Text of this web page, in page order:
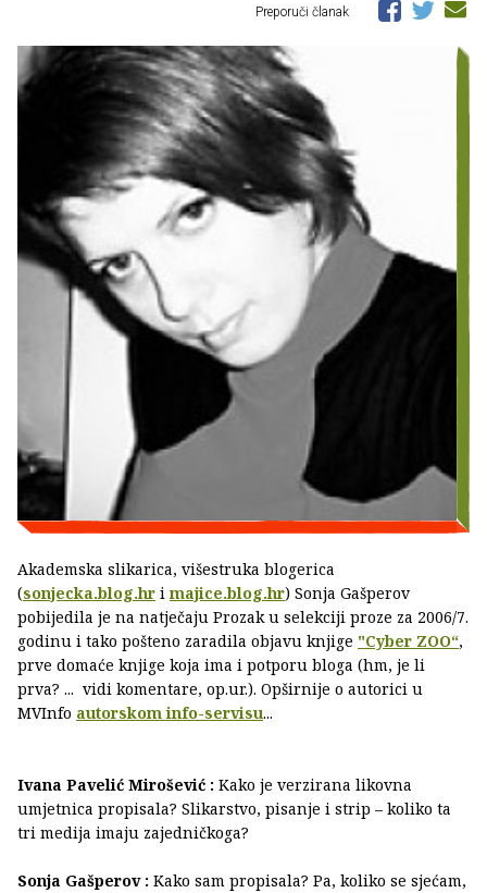
Preporuči članak
Akademska slikarica, višestruka blogerica
(sonjecka.blog.hr imajice.blog.hr) Sonja Gašperov
pobijedila je na natječaju Prozak u selekciji proze za 2006/7.
godinu i tako pošteno zaradila objavu knjige "Cyber ZOO“,
prve domaće knjige koja ima i potporu bloga (hm, je li
prva? ... vidi komentare, op.ur.). Opširnije o autorici u
MVInfo autorskom info-servisu...
Ivana Pavelić Mirošević : Kako je verzirana likovna
umjetnica propisala? Slikarstvo, pisanje i strip – koliko ta
tri medija imaju zajedničkoga?
Sonja Gašperov : Kako sam propisala? Pa, koliko se sjećam,